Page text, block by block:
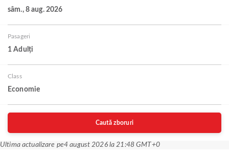
sâm., 8 aug. 2026
Pasageri
1 Adulți
Class
Economie
Caută zboruri
Ultima actualizare pe4 august 2026 la 21:48 GMT+0